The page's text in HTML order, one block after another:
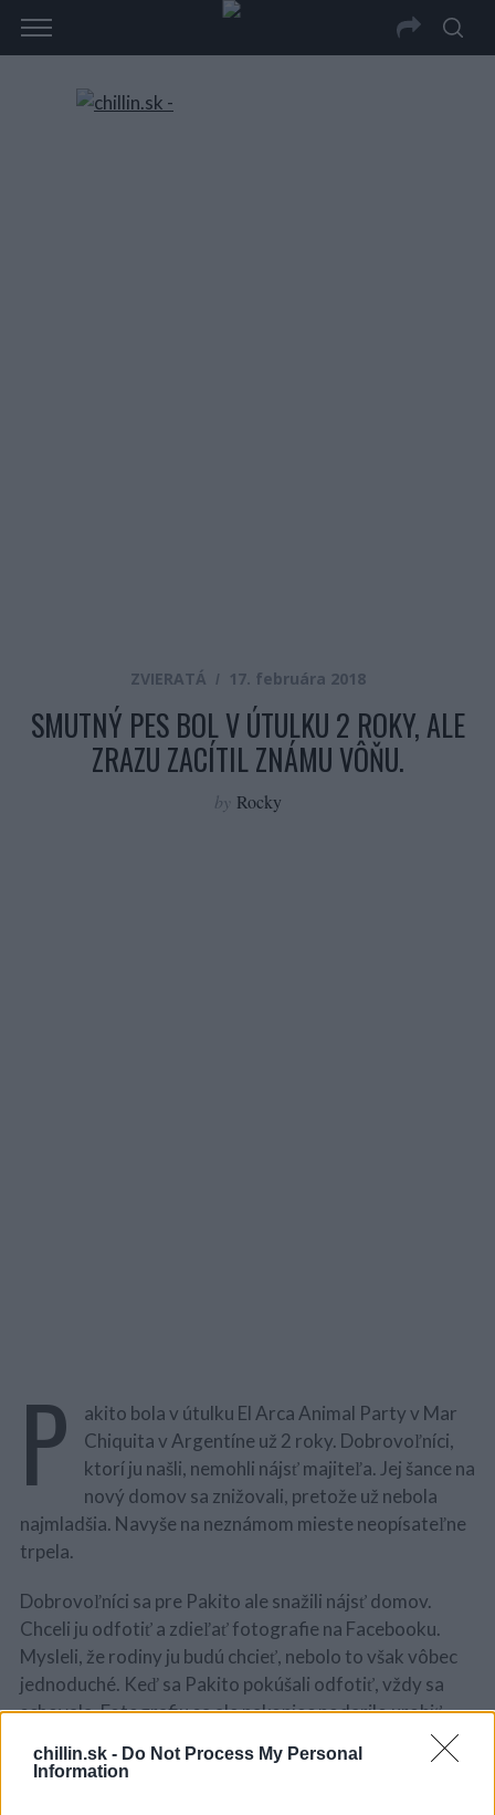
chillin.sk - Do Not Process My Personal
Information
ZVIERATÁ 17. februára 2018
SMUTNÝ PES BOL V ÚTULKU 2 ROKY, ALE
ZRAZU ZACÍTIL ZNÁMU VÔŇU.
by Rocky
P
akito bola v útulku El Arca Animal Party v Mar
Chiquita v Argentíne už 2 roky. Dobrovoľníci,
ktorí ju našli, nemohli nájsť majiteľa. Jej šance na
nový domov sa znižovali, pretože už nebola
najmladšia. Navyše na neznámom mieste neopísateľne
trpela.
Dobrovoľníci sa pre Pakito ale snažili nájsť domov.
Chceli ju odfotiť a zdieľať fotografie na Facebooku.
Mysleli, že rodiny ju budú chcieť, nebolo to však vôbec
jednoduché. Keď sa Pakito pokúšali odfotiť, vždy sa
schovala. Fotografiu sa ale nakoniec podarilo urobiť.